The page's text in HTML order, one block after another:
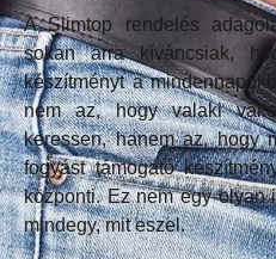
A Slimtop rendelés
sokan arra kíváncsiak,
készítményt a
nem az, hogy valaki
keressen, hanem az, hogy
fogyást támogató
központi. Ez nem egy olyan
mindegy, mit eszel.